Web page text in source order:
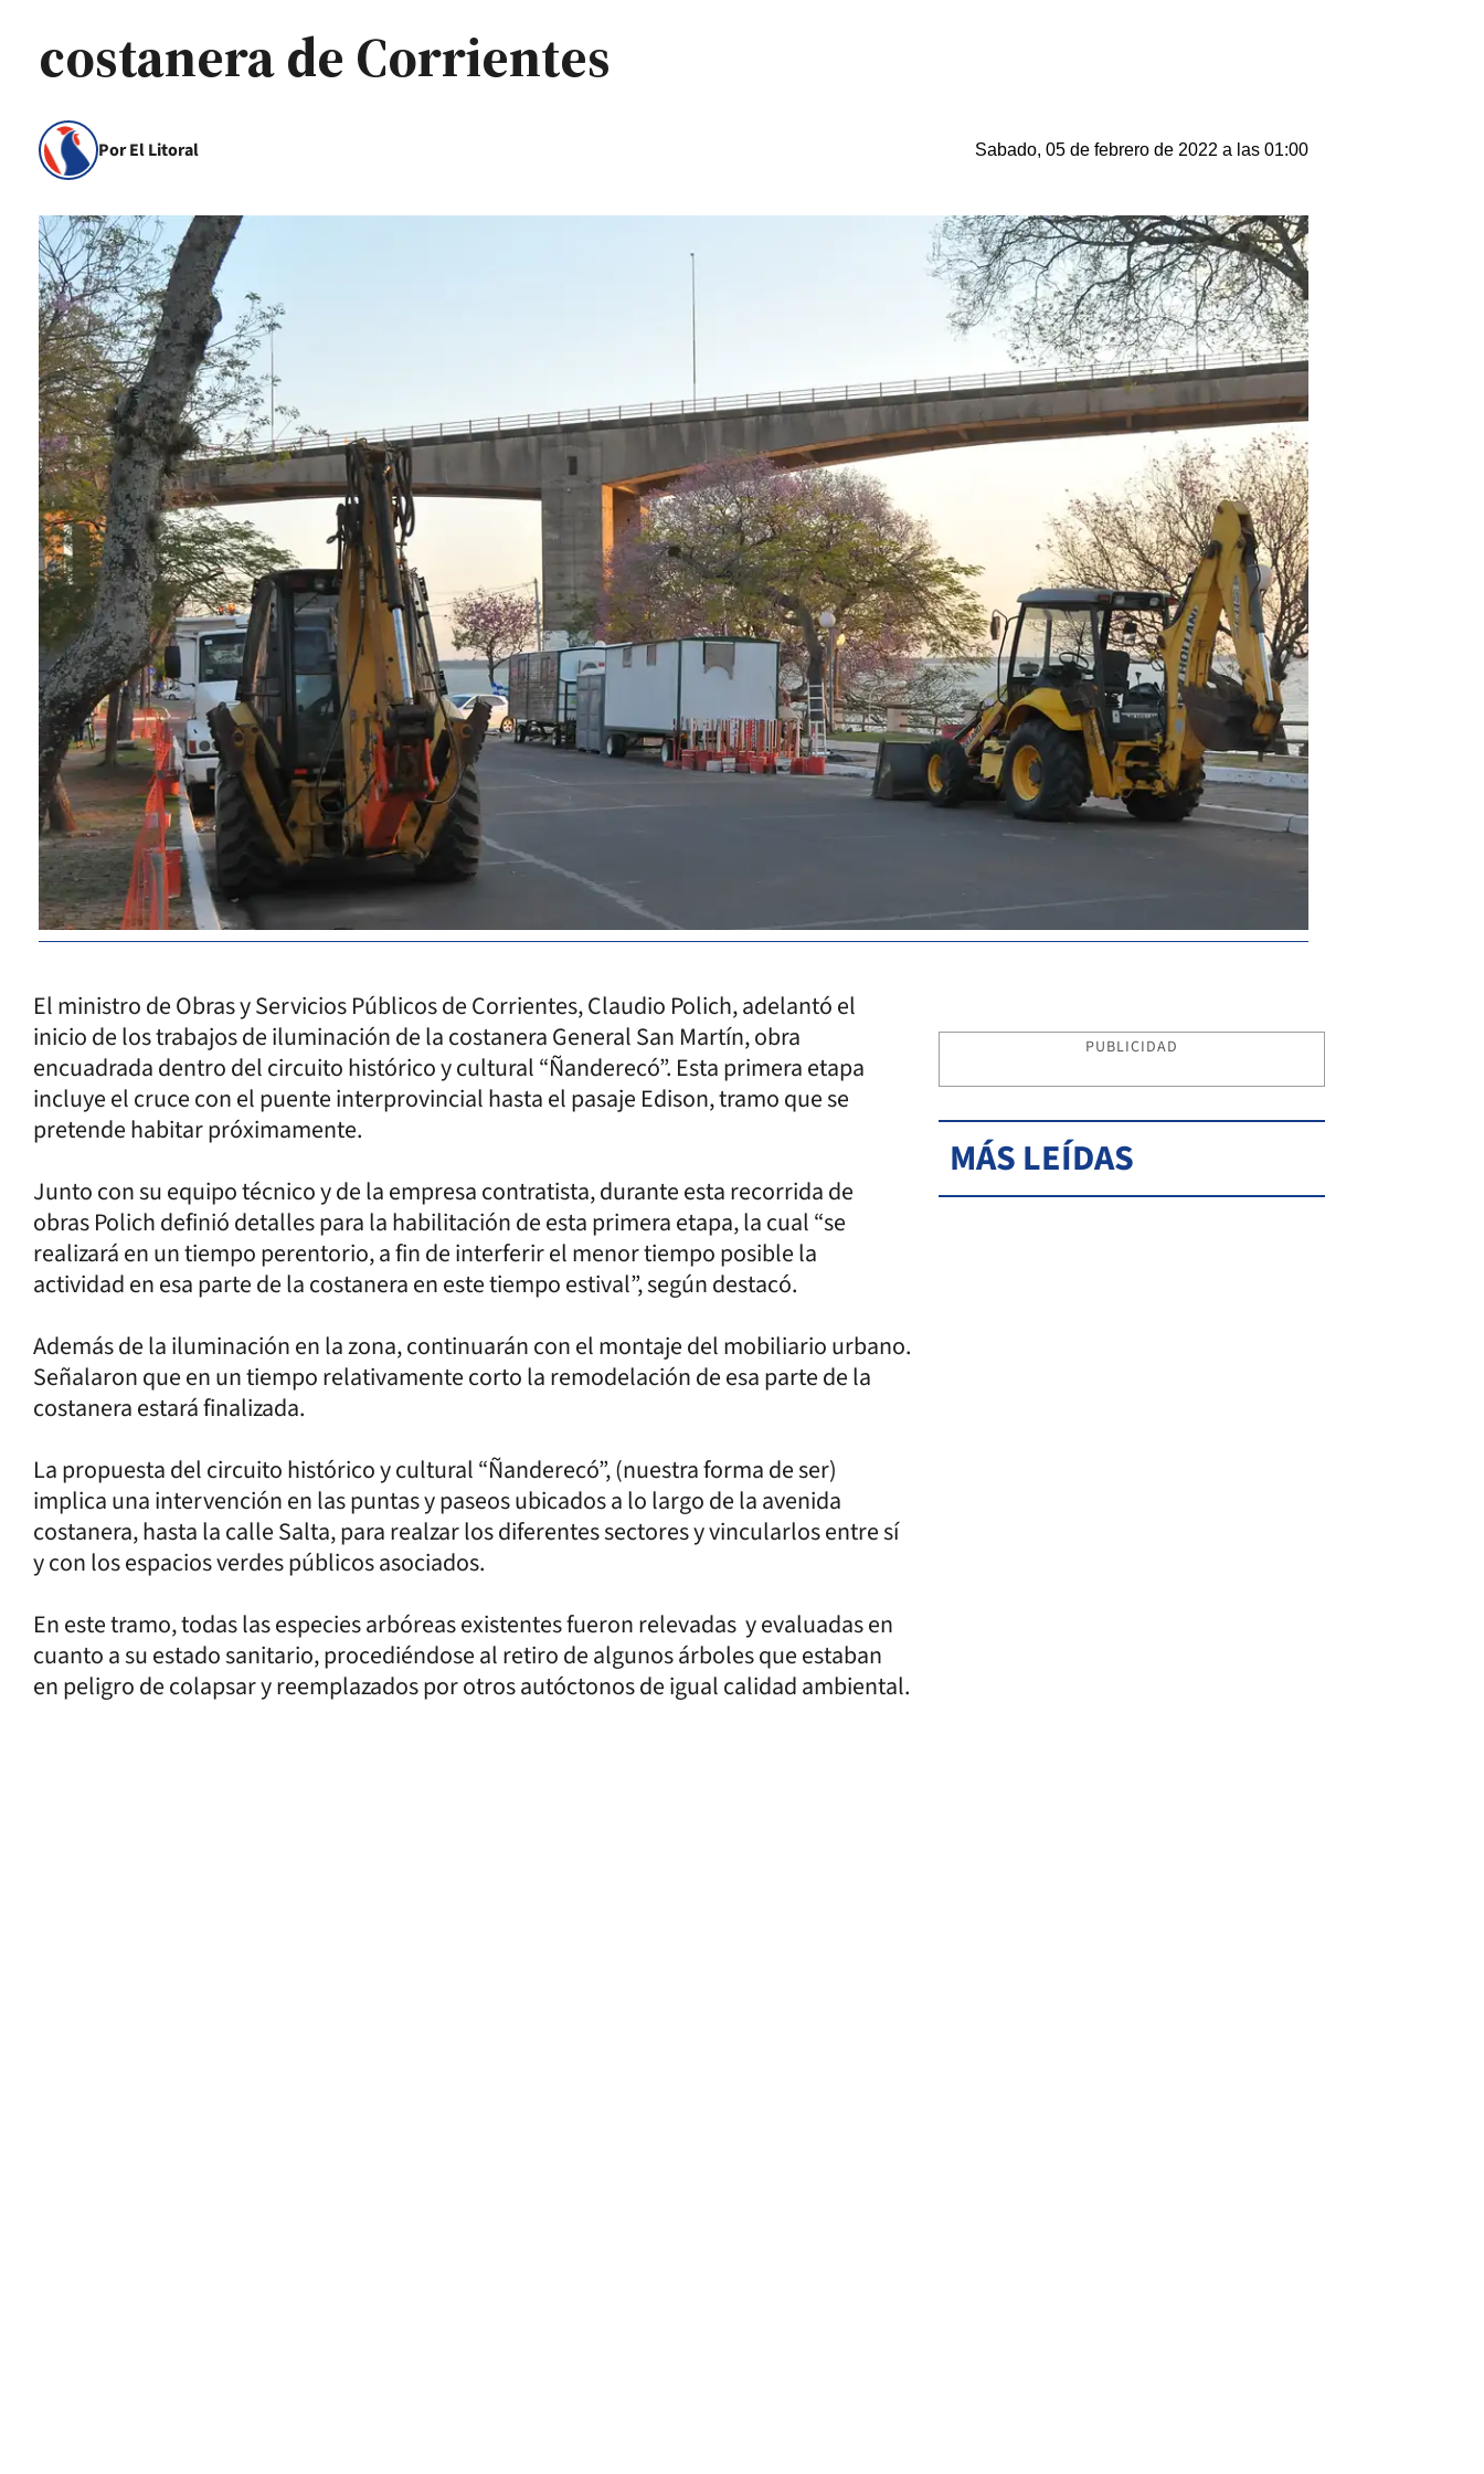
costanera de Corrientes
Por El Litoral Sabado, 05 de febrero de 2022 a las 01:00
El ministro de Obras y Servicios Públicos de Corrientes, Claudio Polich, adelantó el
inicio de los trabajos de iluminación de la costanera General San Martín, obra
encuadrada dentro del circuito histórico y cultural “Ñanderecó”. Esta primera etapa
incluye el cruce con el puente interprovincial hasta el pasaje Edison, tramo que se
pretende habitar próximamente.
Junto con su equipo técnico y de la empresa contratista, durante esta recorrida de
obras Polich definió detalles para la habilitación de esta primera etapa, la cual “se
realizará en un tiempo perentorio, a fin de interferir el menor tiempo posible la
actividad en esa parte de la costanera en este tiempo estival”, según destacó.
Además de la iluminación en la zona, continuarán con el montaje del mobiliario urbano.
Señalaron que en un tiempo relativamente corto la remodelación de esa parte de la
costanera estará finalizada.
La propuesta del circuito histórico y cultural “Ñanderecó”, (nuestra forma de ser)
implica una intervención en las puntas y paseos ubicados a lo largo de la avenida
costanera, hasta la calle Salta, para realzar los diferentes sectores y vincularlos entre sí
y con los espacios verdes públicos asociados.
En este tramo, todas las especies arbóreas existentes fueron relevadas y evaluadas en
cuanto a su estado sanitario, procediéndose al retiro de algunos árboles que estaban
en peligro de colapsar y reemplazados por otros autóctonos de igual calidad ambiental.
PUBLICIDAD
MÁS LEÍDAS